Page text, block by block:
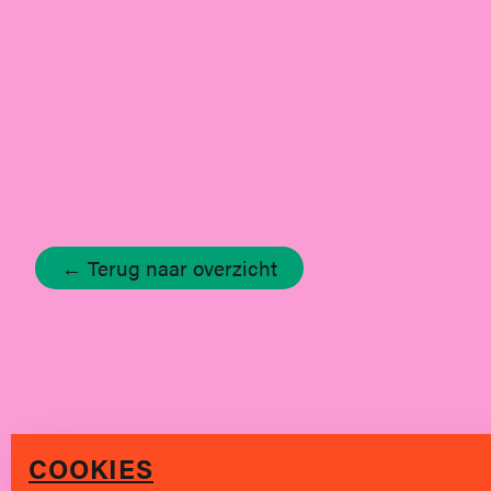
← Terug naar overzicht
COOKIES